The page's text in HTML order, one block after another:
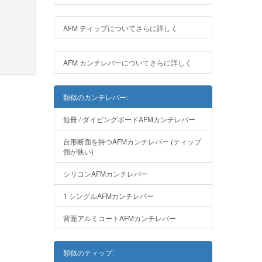
AFM ティップについてさらに詳しく
AFM カンチレバーについてさらに詳しく
類似のカンチレバー:
短冊 / ダイビングボードAFMカンチレバー
台形断面を持つAFMカンチレバー (ティップ
側が狭い)
シリコンAFMカンチレバー
1 シングルAFMカンチレバー
背面アルミコートAFMカンチレバー
類似のティップ: